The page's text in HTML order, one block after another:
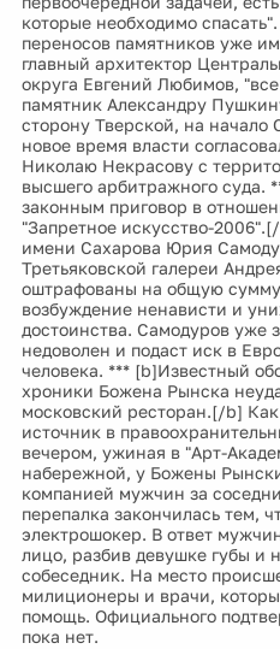
которые необходимо
переносов памятников уже
главный архитектор
округа Евгений Любимов, "все
памятник Александру
сторону Тверской, на начало
новое время власти
Николаю Некрасову с
высшего арбитражного суда.
законным приговор в
"Запретное искусство-
имени Сахарова Юрия
Третьяковской галереи
оштрафованы на общую сумму
возбуждение ненависти и
достоинства. Самодуров уже
недоволен и подаст иск в
человека. *** [b]Известный
хроники Божена Рынска
московский ресторан.[/b]
источник в
вечером, ужиная в "Арт-
набережной, у Божены
компанией мужчин за
перепалка закончилась тем,
электрошокер. В ответ
лицо, разбив девушке губы и
собеседник. На место
милиционеры и врачи,
помощь. Официального
пока нет.